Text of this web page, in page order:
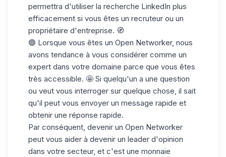
permettra d'utiliser la recherche LinkedIn plus
efficacement si vous êtes un recruteur ou un
propriétaire d'entreprise. 🧭
🟢 Lorsque vous êtes un Open Networker, nous
avons tendance à vous considérer comme un
expert dans votre domaine parce que vous êtes
très accessible. 🤩 Si quelqu'un a une question
ou veut vous interroger sur quelque chose, il sait
qu'il peut vous envoyer un message rapide et
obtenir une réponse rapide.
Par conséquent, devenir un Open Networker
peut vous aider à devenir un leader d'opinion
dans votre secteur, et c'est une monnaie